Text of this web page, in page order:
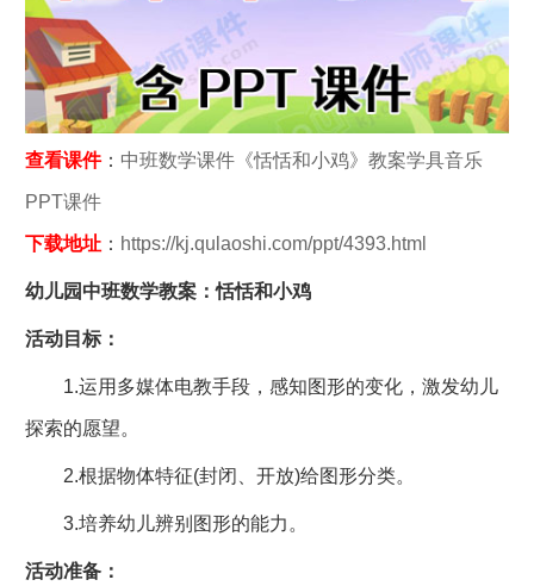
查看课件： 中班数学课件《恬恬和小鸡》教案学具音乐
PPT课件
下载地址： https://kj.qulaoshi.com/ppt/4393.html
幼儿园中班数学教案：恬恬和小鸡
活动目标：
1.运用多媒体电教手段，感知图形的变化，激发幼儿
探索的愿望。
2.根据物体特征(封闭、开放)给图形分类。
3.培养幼儿辨别图形的能力。
活动准备：